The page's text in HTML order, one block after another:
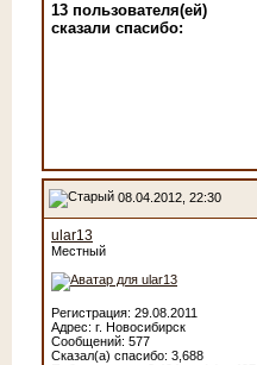
13 пользователя(ей)
сказали cпасибо:
08.04.2012, 22:30
ular13
Местный
Регистрация: 29.08.2011
Адрес: г. Новосибирск
Сообщений: 577
Сказал(а) спасибо: 3,688